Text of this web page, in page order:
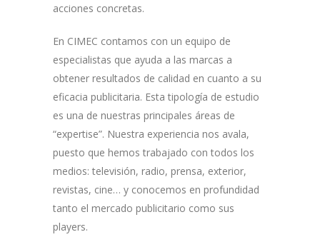
acciones concretas.
En CIMEC contamos con un equipo de
especialistas que ayuda a las marcas a
obtener resultados de calidad en cuanto a su
eficacia publicitaria. Esta tipología de estudio
es una de nuestras principales áreas de
“expertise”. Nuestra experiencia nos avala,
puesto que hemos trabajado con todos los
medios: televisión, radio, prensa, exterior,
revistas, cine… y conocemos en profundidad
tanto el mercado publicitario como sus
players.